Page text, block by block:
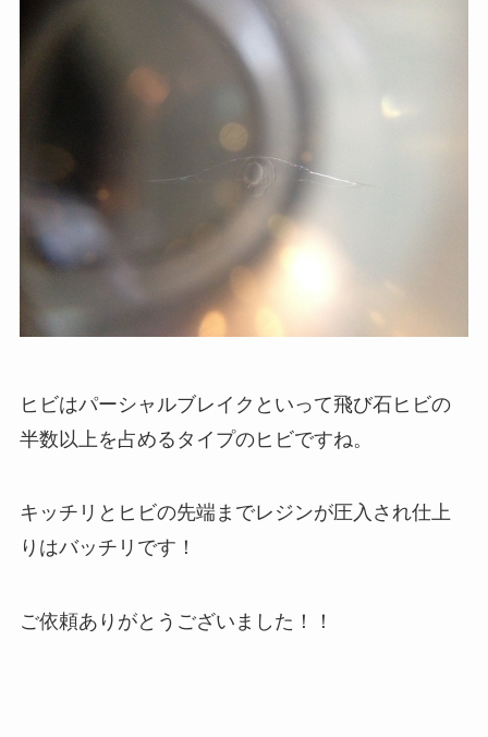
ヒビはパーシャルブレイクといって飛び石ヒビの
半数以上を占めるタイプのヒビですね。
キッチリとヒビの先端までレジンが圧入され仕上
りはバッチリです！
ご依頼ありがとうございました！！